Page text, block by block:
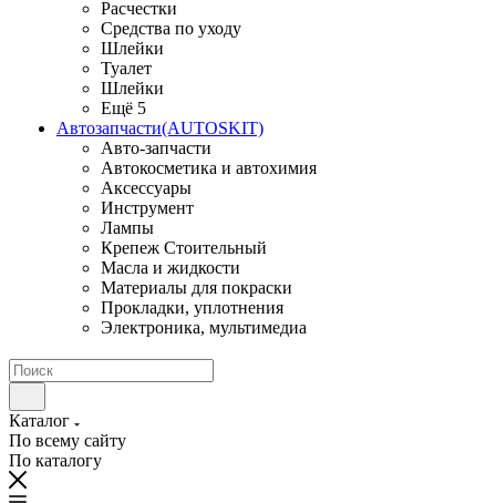
Расчестки
Средства по уходу
Шлейки
Туалет
Шлейки
Ещё 5
Автозапчасти(AUTOSKIT)
Авто-запчасти
Автокосметика и автохимия
Аксессуары
Инструмент
Лампы
Крепеж Стоительный
Масла и жидкости
Материалы для покраски
Прокладки, уплотнения
Электроника, мультимедиа
Каталог
По всему сайту
По каталогу